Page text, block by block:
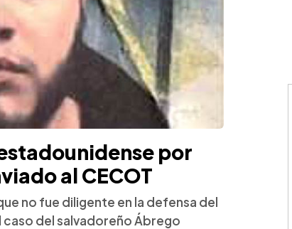
por
al CECOT
no fue diligente en la defensa del
del salvadoreño Ábrego